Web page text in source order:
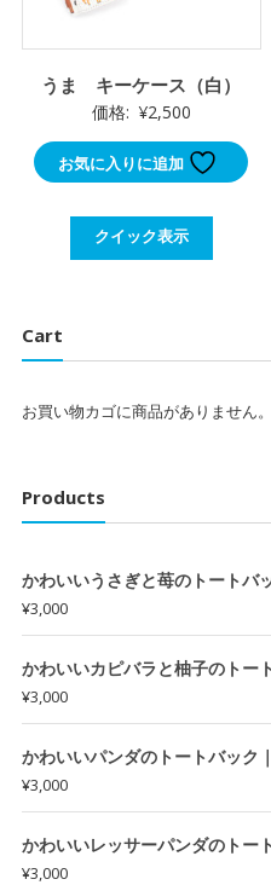
うま キーケース（白）
価格: ¥2,500
お気に入りに追加
クイック表示
Cart
お買い物カゴに商品がありません。
Products
かわいいうさぎと苺のトートバ
¥3,000
かわいいカピバラと柚子のトー
¥3,000
かわいいパンダのトートバック
¥3,000
かわいいレッサーパンダのトー
¥3,000